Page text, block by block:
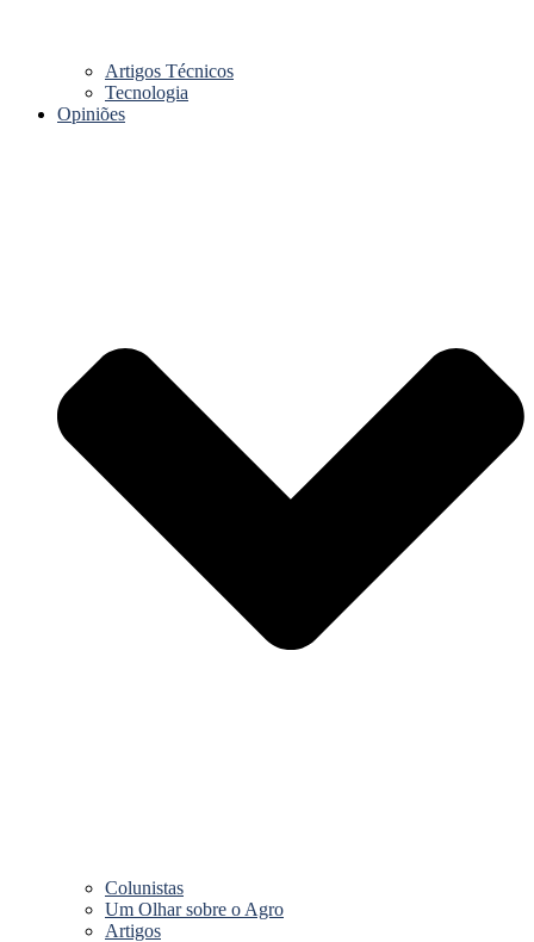
Artigos Técnicos
Tecnologia
Opiniões
Colunistas
Um Olhar sobre o Agro
Artigos